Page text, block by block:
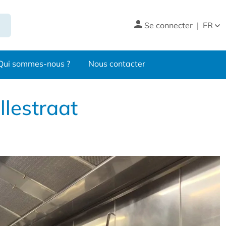
Se connecter | FR
sommes-nous ? Nous contacter